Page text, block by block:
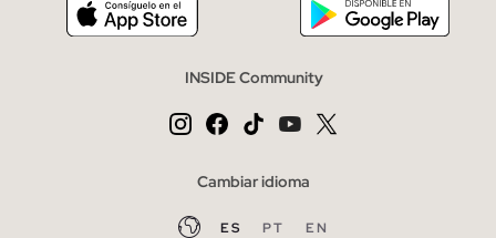
INSIDE Community
Cambiar idioma
ES PT EN